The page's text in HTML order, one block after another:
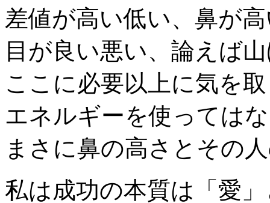
差値が高い低い、鼻が
目が良い悪い、論えば
ここに必要以上に気を
エネルギーを使っては
まさに鼻の高さとその
私は成功の本質は「愛